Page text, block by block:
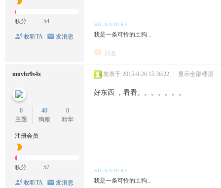
积分 54
收听TA 发消息 我是一条可怜的土狗...
回复
mnvhr9s4x
0
主题
40
狗粮
0
精华
注册会员
积分 57
收听TA 发消息
发表于 2015-8-26 15:36:22 | 显示全部楼层
好东西 ，看看。。。。。。。
我是一条可怜的土狗...